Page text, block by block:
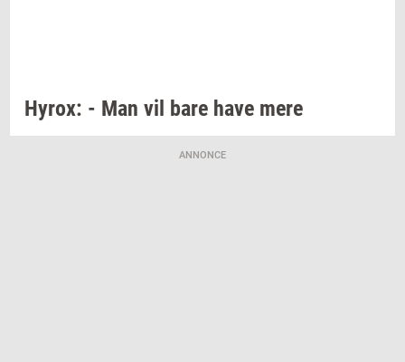
Hyrox: - Man vil bare have mere
ANNONCE